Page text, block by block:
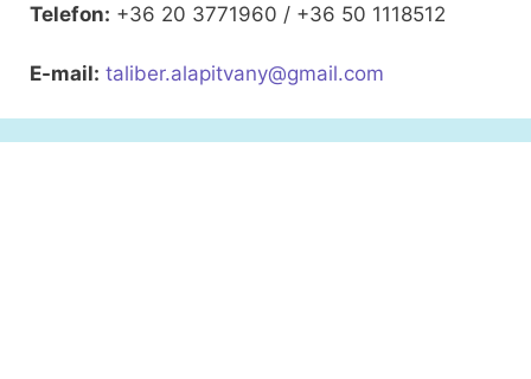
Telefon: +36 20 3771960 / +36 50 1118512
E-mail: taliber.alapitvany@gmail.com